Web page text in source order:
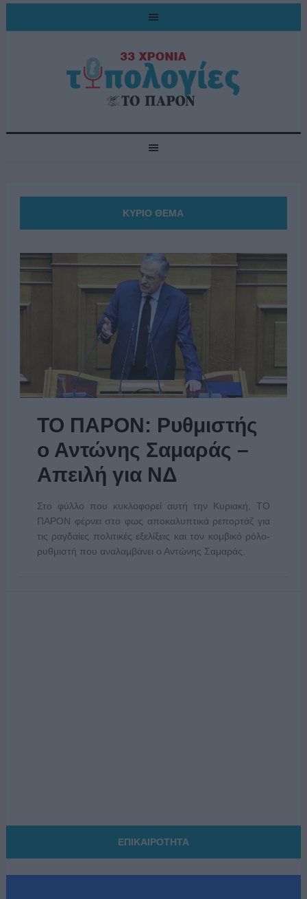
ΚΥΡΙΟ ΘΕΜΑ
ΤΟ ΠΑΡΟΝ: Ρυθμιστής
ο Αντώνης Σαμαράς –
Απειλή για ΝΔ
Στο φύλλο που κυκλοφορεί αυτή την Κυριακή, ΤΟ
ΠΑΡΟΝ φέρνει στο φως αποκαλυπτικά ρεπορτάζ για
τις ραγδαίες πολιτικές εξελίξεις και τον κομβικό ρόλο-
ρυθμιστή που αναλαμβάνει ο Αντώνης Σαμαράς.
ΕΠΙΚΑΙΡΟΤΗΤΑ